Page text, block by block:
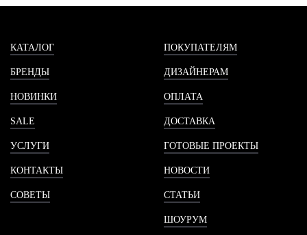
КАТАЛОГ
БРЕНДЫ
НОВИНКИ
SALE
УСЛУГИ
КОНТАКТЫ
СОВЕТЫ
ПОКУПАТЕЛЯМ
ДИЗАЙНЕРАМ
ОПЛАТА
ДОСТАВКА
ГОТОВЫЕ ПРОЕКТЫ
НОВОСТИ
СТАТЬИ
ШОУРУМ